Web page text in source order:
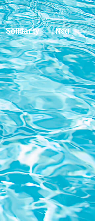
Solidarity
Νέα